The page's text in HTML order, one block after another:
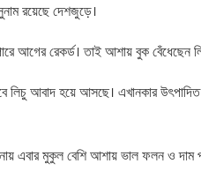
রয়েছে দেশজুড়ে।
আগের রেকর্ড। তাই আশায় বুক বেঁধেছেন
আবাদ হয়ে আসছে। এখানকার উৎপাদিত
এবার মুকুল বেশি আশায় ভাল ফলন ও দাম